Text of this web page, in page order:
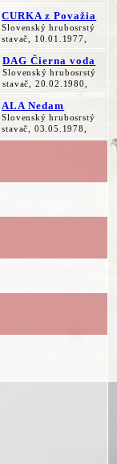
CURKA z Považia
Slovenský hrubosrstý
stavač, 10.01.1977,
DAG Čierna voda
Slovenský hrubosrstý
stavač, 20.02.1980,
ALA Nedam
Slovenský hrubosrstý
stavač, 03.05.1978,